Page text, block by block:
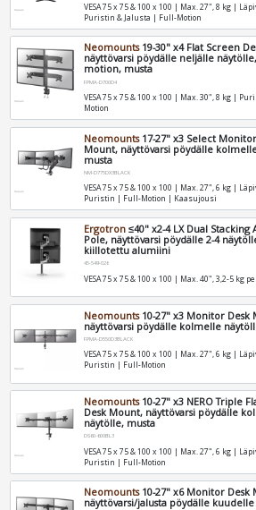
VESA 75 x 75 & 100 x 100 | Max. 27", 8 kg |
Puristin & Jalusta | Full-Motion
Neomounts19-30" x4 Flat Screen
näyttövarsi pöydälle neljälle
motion, musta
FPMA-D700D4
VESA 75 x 75 & 100 x 100 | Max. 30", 8 kg |
Motion
Neomounts17-27" x3 Select
Mount, näyttövarsi pöydälle
musta
NM-D775DX3BLACK
VESA 75 x 75 & 100 x 100 | Max. 27", 6 kg |
Puristin | Full-Motion | Kaasujousi
Ergotron ≤40" x2-4 LX Dual Stacking
Pole, näyttövarsi pöydälle 2-4
kiillotettu alumiini
45-549-026
VESA 75 x 75 & 100 x 100 | Max. 40", 3,2-5 kg
Neomounts10-27" x3 Monitor Desk
näyttövarsi pöydälle kolmelle
FPMA-D550D3BLACK
VESA 75 x 75 & 100 x 100 | Max. 27", 6 kg |
Puristin | Full-Motion
Neomounts10-27" x3 NERO Triple
Desk Mount, näyttövarsi pöydälle
näytölle, musta
DS60-600BL3
VESA 75 x 75 & 100 x 100 | Max. 27", 6 kg |
Puristin | Full-Motion
Neomounts10-27" x6 Monitor Desk
näyttövarsi/jalusta pöydälle